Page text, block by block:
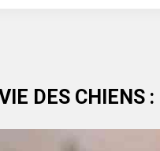
DES CHIENS